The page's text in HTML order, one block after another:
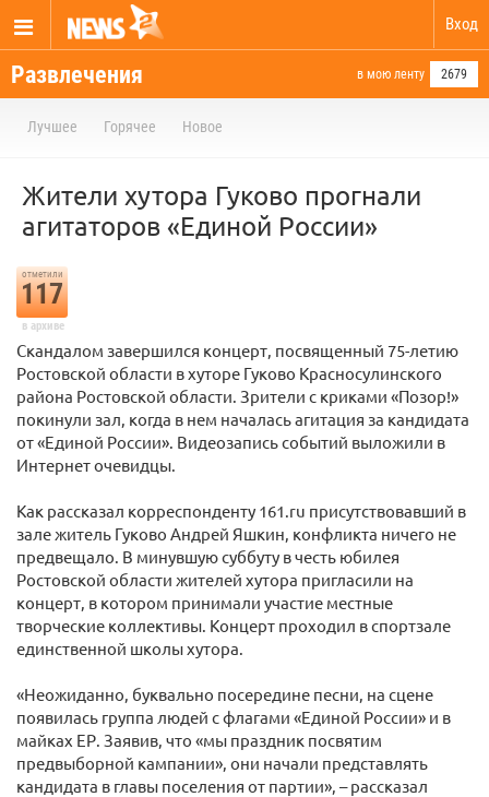
Вход
Развлечения в мою ленту 2679
Лучшее Горячее Новое
Жители хутора Гуково прогнали
агитаторов «Единой России»
отметили
117
в архиве
Скандалом завершился концерт, посвященный 75-летию
Ростовской области в хуторе Гуково Красносулинского
района Ростовской области. Зрители с криками «Позор!»
покинули зал, когда в нем началась агитация за кандидата
от «Единой России». Видеозапись событий выложили в
Интернет очевидцы.
Как рассказал корреспонденту 161.ru присутствовавший в
зале житель Гуково Андрей Яшкин, конфликта ничего не
предвещало. В минувшую суббуту в честь юбилея
Ростовской области жителей хутора пригласили на
концерт, в котором принимали участие местные
творческие коллективы. Концерт проходил в спортзале
единственной школы хутора.
«Неожиданно, буквально посередине песни, на сцене
появилась группа людей с флагами «Единой России» и в
майках ЕР. Заявив, что «мы праздник посвятим
предвыборной кампании», они начали представлять
кандидата в главы поселения от партии», – рассказал